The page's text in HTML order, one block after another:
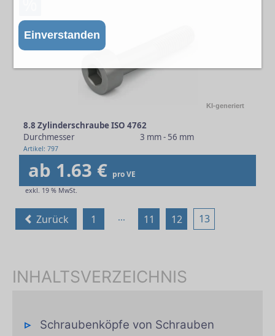
Einverstanden
KI-generiert
8.8 Zylinderschraube ISO 4762
Durchmesser
3 mm - 56 mm
Artikel: 797
ab 1.63 € pro VE
exkl. 19 % MwSt.
Zurück 1 ... 11 12 13
INHALTSVERZEICHNIS
Schraubenköpfe von Schrauben